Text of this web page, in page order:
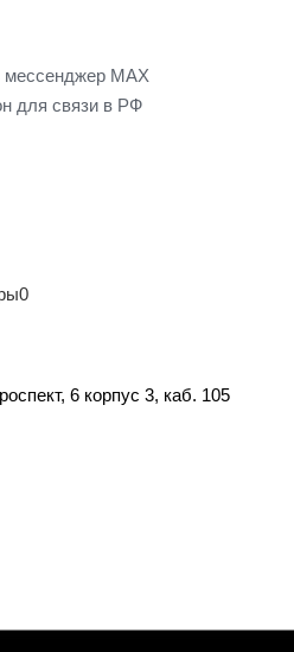
мессенджер MAX
для связи в РФ
0
6 корпус 3, каб. 105